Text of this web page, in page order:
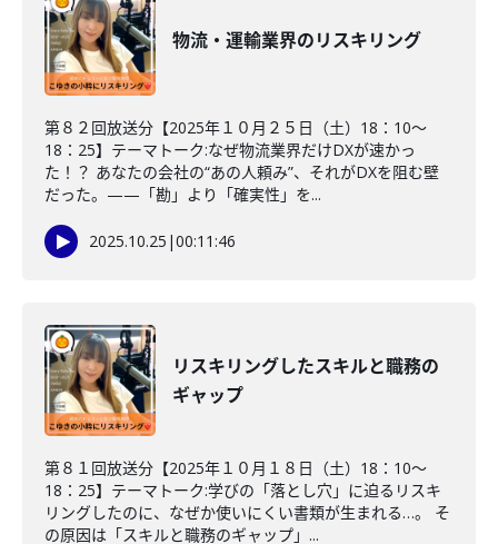
物流・運輸業界のリスキリング
第８２回放送分【2025年１０月２５日（土）18：10～
18：25】テーマトーク:なぜ物流業界だけDXが速かっ
た！？ あなたの会社の“あの人頼み”、それがDXを阻む壁
だった。——「勘」より「確実性」を...
2025.10.25 |00:11:46
リスキリングしたスキルと職務の
ギャップ
第８１回放送分【2025年１０月１８日（土）18：10～
18：25】テーマトーク:学びの「落とし穴」に迫るリスキ
リングしたのに、なぜか使いにくい書類が生まれる…。 そ
の原因は「スキルと職務のギャップ」...